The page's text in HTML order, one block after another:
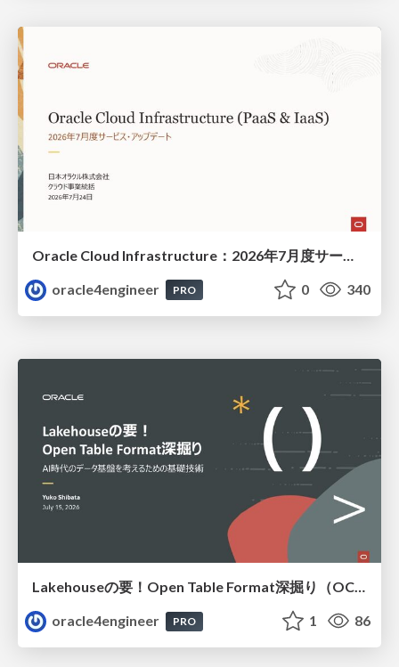
oracle4engineer
PRO 0 340
Lakehouseの要！Open Table Format深掘り（OCHaCafe Season 11 #6）
oracle4engineer
PRO 1 86